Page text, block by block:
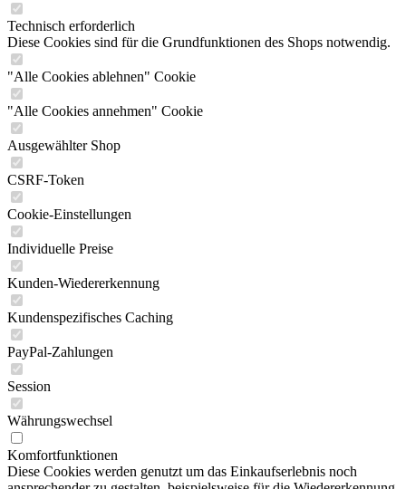
Technisch erforderlich
Diese Cookies sind für die Grundfunktionen des Shops notwendig.
"Alle Cookies ablehnen" Cookie
"Alle Cookies annehmen" Cookie
Ausgewählter Shop
CSRF-Token
Cookie-Einstellungen
Individuelle Preise
Kunden-Wiedererkennung
Kundenspezifisches Caching
PayPal-Zahlungen
Session
Währungswechsel
Komfortfunktionen
Diese Cookies werden genutzt um das Einkaufserlebnis noch